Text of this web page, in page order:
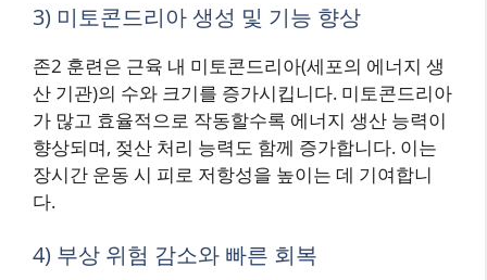
3) 미토콘드리아 생성 및 기능 향상
존2 훈련은 근육 내 미토콘드리아(세포의 에너지 생
산 기관)의 수와 크기를 증가시킵니다. 미토콘드리아
가 많고 효율적으로 작동할수록 에너지 생산 능력이
향상되며, 젖산 처리 능력도 함께 증가합니다. 이는
장시간 운동 시 피로 저항성을 높이는 데 기여합니
다.
4) 부상 위험 감소와 빠른 회복